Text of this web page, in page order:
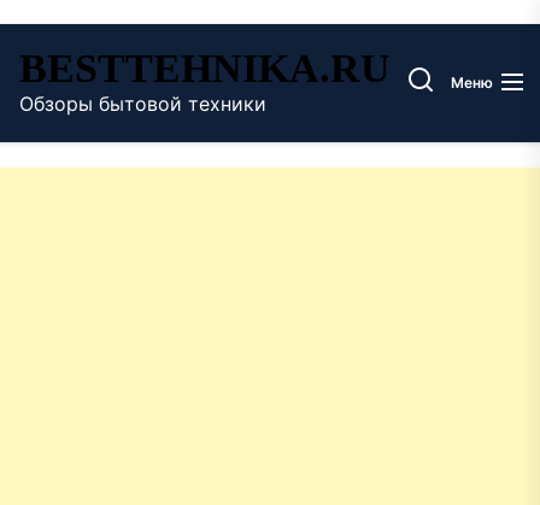
содержимому
BESTTEHNIKA.RU
Обзоры бытовой техники
Меню